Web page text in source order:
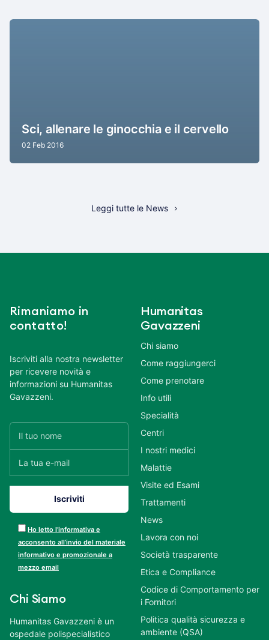
Sci, allenare le ginocchia e il cervello
02 Feb 2016
Leggi tutte le News
Rimaniamo in
contatto!
Iscriviti alla nostra newsletter
per ricevere novità e
informazioni su Humanitas
Gavazzeni.
Ho letto l’informativa e
acconsento all’invio del materiale
informativo e promozionale a
mezzo email
Chi Siamo
Humanitas Gavazzeni è un
ospedale polispecialistico
Humanitas
Gavazzeni
Chi siamo
Come raggiungerci
Come prenotare
Info utili
Specialità
Centri
I nostri medici
Malattie
Visite ed Esami
Trattamenti
News
Lavora con noi
Società trasparente
Etica e Compliance
Codice di Comportamento per
i Fornitori
Politica qualità sicurezza e
ambiente (QSA)